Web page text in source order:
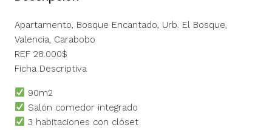
Apartamento, Bosque Encantado, Urb. El Bosque,
Valencia, Carabobo
REF 28.000$
Ficha Descriptiva
90m2
Salón comedor integrado
3 habitaciones con clóset